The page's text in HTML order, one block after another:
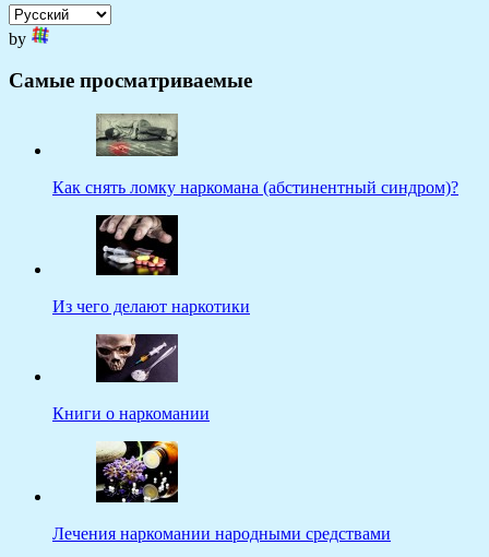
by
Самые просматриваемые
Как снять ломку наркомана (абстинентный синдром)?
Из чего делают наркотики
Книги о наркомании
Лечения наркомании народными средствами